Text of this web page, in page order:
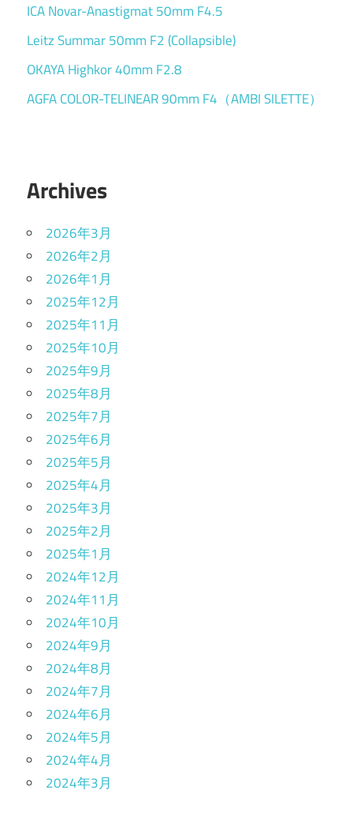
ICA Novar-Anastigmat 50mm F4.5
Leitz Summar 50mm F2 (Collapsible)
OKAYA Highkor 40mm F2.8
AGFA COLOR-TELINEAR 90mm F4（AMBI SILETTE）
Archives
2026年3月
2026年2月
2026年1月
2025年12月
2025年11月
2025年10月
2025年9月
2025年8月
2025年7月
2025年6月
2025年5月
2025年4月
2025年3月
2025年2月
2025年1月
2024年12月
2024年11月
2024年10月
2024年9月
2024年8月
2024年7月
2024年6月
2024年5月
2024年4月
2024年3月